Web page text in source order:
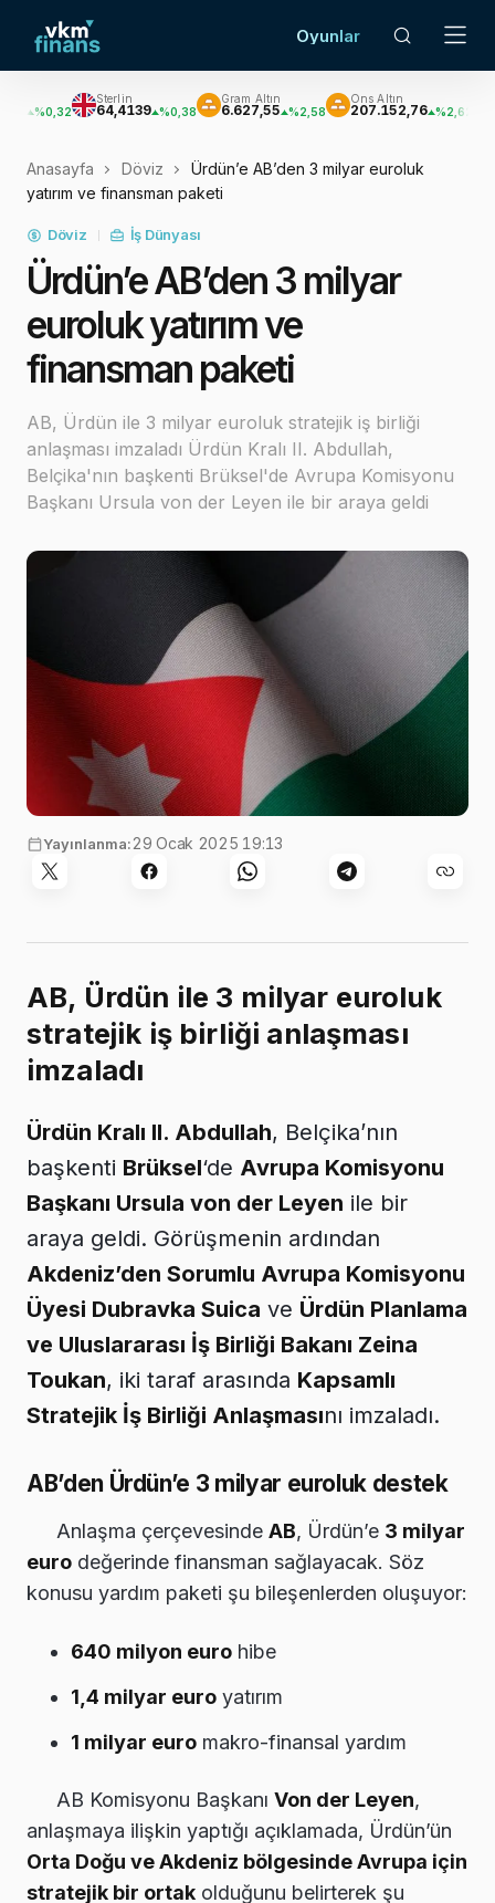
Oyunlar
Sterlin
64,4139 %0,38
Gram Altın
6.627,55 %2,58
Ons Altın
207.152,76 %2,62
Anasayfa Döviz
Ürdün’e AB’den 3 milyar euroluk
yatırım ve finansman paketi
Döviz İş Dünyası
Ürdün’e AB’den 3 milyar
euroluk yatırım ve
finansman paketi
AB, Ürdün ile 3 milyar euroluk stratejik iş birliği
anlaşması imzaladı Ürdün Kralı II. Abdullah,
Belçika'nın başkenti Brüksel'de Avrupa Komisyonu
Başkanı Ursula von der Leyen ile bir araya geldi
Görsel: engin akyurt
Yayınlanma:29 Ocak 2025 19:13
AB, Ürdün ile 3 milyar euroluk
stratejik iş birliği anlaşması
imzaladı
Ürdün Kralı II. Abdullah, Belçika’nın
başkenti Brüksel‘de Avrupa Komisyonu
Başkanı Ursula von der Leyen ile bir
araya geldi. Görüşmenin ardından
Akdeniz’den Sorumlu Avrupa Komisyonu
Üyesi Dubravka Suica ve Ürdün Planlama
ve Uluslararası İş Birliği Bakanı Zeina
Toukan, iki taraf arasında Kapsamlı
Stratejik İş Birliği Anlaşmasını imzaladı.
AB’den Ürdün’e 3 milyar euroluk destek
Anlaşma çerçevesinde AB, Ürdün’e 3 milyar
euro değerinde finansman sağlayacak. Söz
konusu yardım paketi şu bileşenlerden oluşuyor:
640 milyon euro hibe
1,4 milyar euro yatırım
1 milyar euro makro-finansal yardım
AB Komisyonu Başkanı Von der Leyen,
anlaşmaya ilişkin yaptığı açıklamada, Ürdün’ün
Orta Doğu ve Akdeniz bölgesinde Avrupa için
stratejik bir ortak olduğunu belirterek şu